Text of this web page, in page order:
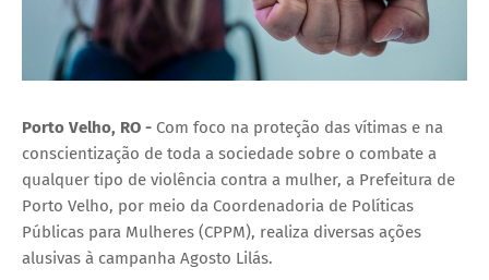
Porto Velho, RO - Com foco na proteção das vítimas e na
conscientização de toda a sociedade sobre o combate a
qualquer tipo de violência contra a mulher, a Prefeitura de
Porto Velho, por meio da Coordenadoria de Políticas
Públicas para Mulheres (CPPM), realiza diversas ações
alusivas à campanha Agosto Lilás.